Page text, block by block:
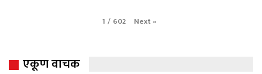
1 / 602 Next»
एकूण वाचक